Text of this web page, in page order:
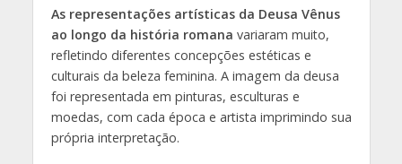
As representações artísticas da Deusa Vênus
ao longo da história romana variaram muito,
refletindo diferentes concepções estéticas e
culturais da beleza feminina. A imagem da deusa
foi representada em pinturas, esculturas e
moedas, com cada época e artista imprimindo sua
própria interpretação.